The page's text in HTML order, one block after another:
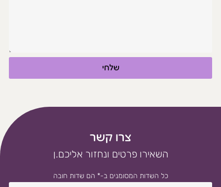
צרו קשר
השאירו פרטים ונחזור אליכם.ן
כל השדות המסומנים ב-* הם שדות חובה